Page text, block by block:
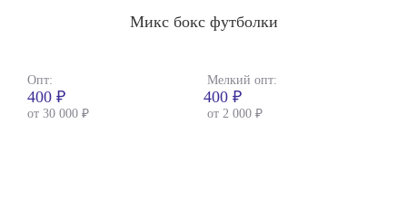
Микс бокс футболки
Опт: Мелкий опт:
400 ₽ 400 ₽
от 30 000 ₽ от 2 000 ₽